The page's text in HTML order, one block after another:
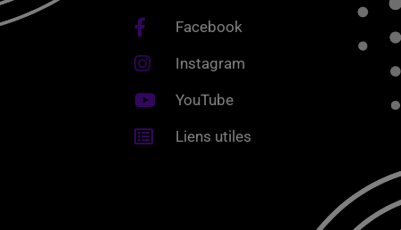
Facebook
Instagram
YouTube
Liens utiles